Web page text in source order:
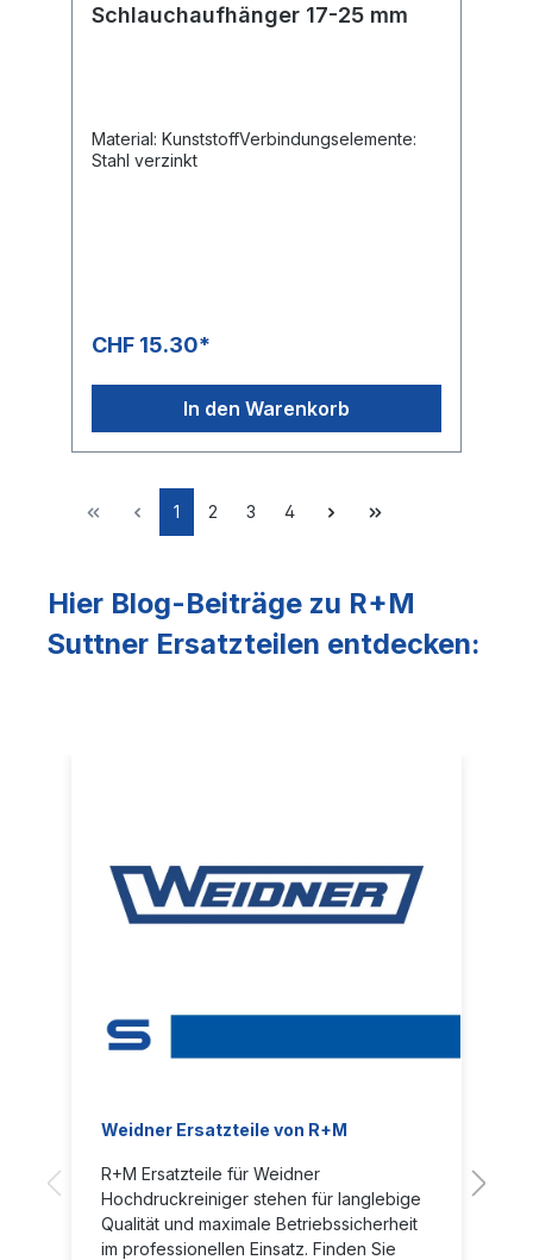
Schlauchaufhänger 17-25 mm
Material: KunststoffVerbindungselemente:
Stahl verzinkt
CHF 15.30*
In den Warenkorb
1 2 3 4
Hier Blog-Beiträge zu R+M
Suttner Ersatzteilen entdecken:
Weidner Ersatzteile von R+M
R+M Ersatzteile für Weidner
Hochdruckreiniger stehen für langlebige
Qualität und maximale Betriebssicherheit
im professionellen Einsatz. Finden Sie